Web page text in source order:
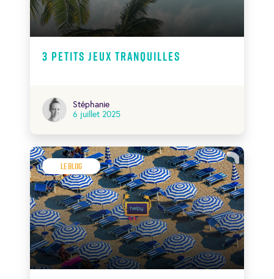
3 petits jeux tranquilles
Stéphanie
6 juillet 2025
Le Blog